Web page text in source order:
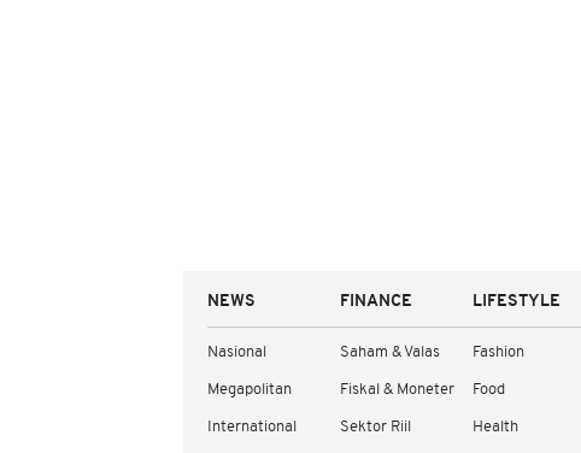
NEWS
Nasional
Megapolitan
International
FINANCE
Saham & Valas
Fiskal & Moneter
Sektor Riil
LIFESTYLE
Fashion
Food
Health